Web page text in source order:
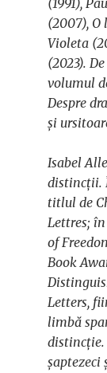
(1991),
(2007), O
Violeta
(2023).
volumul
Despre
și
Isabel
distincții.
titlul de
Lettres;
of
Book
Letters,
limbă
distincție.
șaptezeci